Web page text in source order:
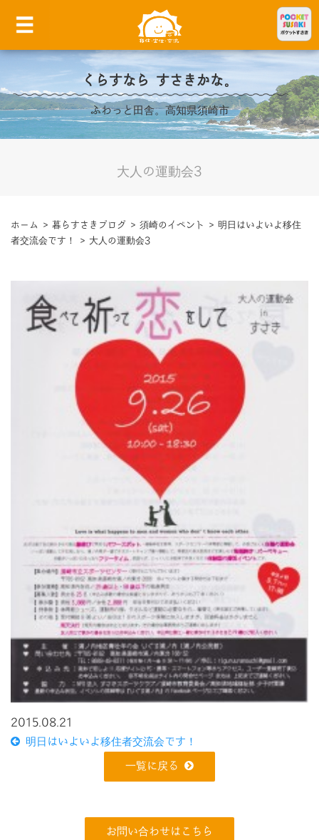
くらすなら すさきかな。
ふわっと田舎。高知県須崎市
大人の運動会3
ホーム > 暮らすさきブログ > 須崎のイベント > 明日はいよいよ移住
者交流会です！
> 大人の運動会3
2015.08.21
明日はいよいよ移住者交流会です！
一覧に戻る
お問い合わせはこちら